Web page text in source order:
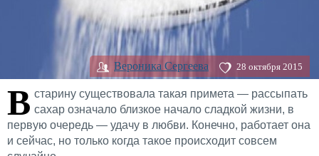
Вероника Сергеева 28 октября 2015
В старину существовала такая примета — рассыпать
сахар означало близкое начало сладкой жизни, в
первую очередь — удачу в любви. Конечно, работает она
и сейчас, но только когда такое происходит совсем